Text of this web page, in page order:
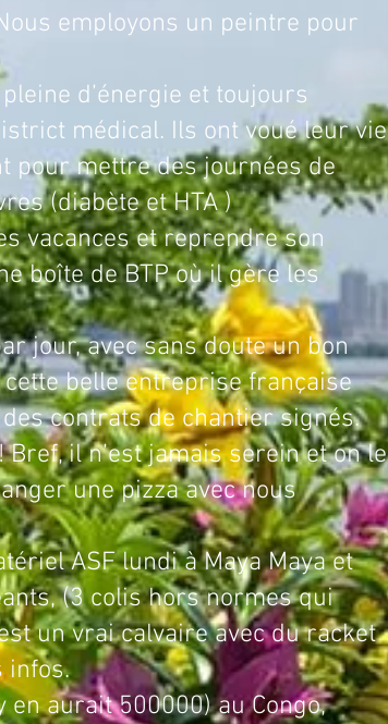
employons un peintre pour
et toujours
médical. Ils ont voué leur vie
pour mettre des journées de
(diabète et HTA )
vacances et reprendre son
boîte de BTP où il gère les
sans doute un bon
belle entreprise française
contrats de chantier signés.
il n’est jamais serein et on le
une pizza avec nous
lundi à Maya Maya et
(3 colis hors normes qui
un vrai calvaire avec du racket
infos.
aurait 500000) au Congo,